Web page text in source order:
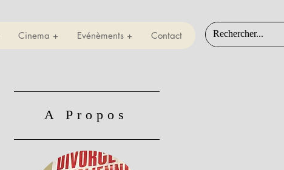
Cinema + Evénèments + Contact
A Propos